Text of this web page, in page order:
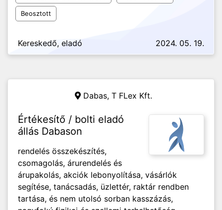
Beosztott
Kereskedő, eladó 2024. 05. 19.
Dabas, T FLex Kft.
Értékesítő / bolti eladó
állás Dabason
rendelés összekészítés,
csomagolás, árurendelés és
árupakolás, akciók lebonyolítása, vásárlók
segítése, tanácsadás, üzlettér, raktár rendben
tartása, és nem utolsó sorban kasszázás,